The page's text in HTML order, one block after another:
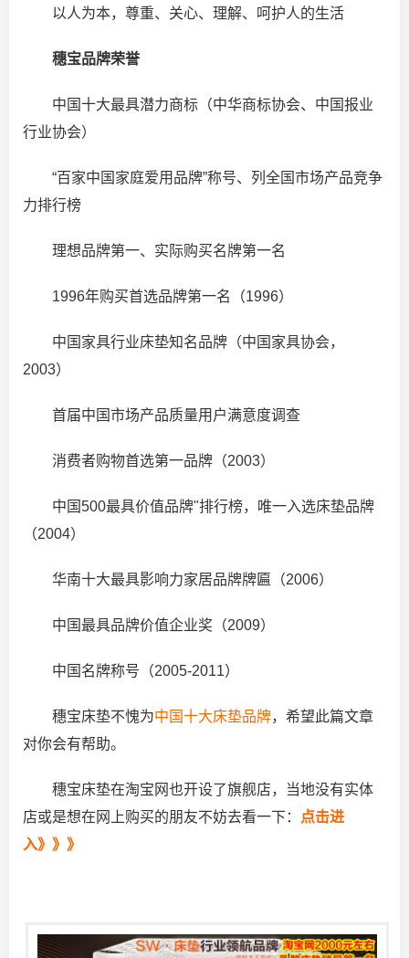
以人为本，尊重、关心、理解、呵护人的生活
穗宝品牌荣誉
中国十大最具潜力商标（中华商标协会、中国报业
行业协会）
“百家中国家庭爱用品牌”称号、列全国市场产品竞争
力排行榜
理想品牌第一、实际购买名牌第一名
1996年购买首选品牌第一名（1996）
中国家具行业床垫知名品牌（中国家具协会，
2003）
首届中国市场产品质量用户满意度调查
消费者购物首选第一品牌（2003）
中国500最具价值品牌"排行榜，唯一入选床垫品牌
（2004）
华南十大最具影响力家居品牌牌匾（2006）
中国最具品牌价值企业奖（2009）
中国名牌称号（2005-2011）
穗宝床垫不愧为中国十大床垫品牌，希望此篇文章
对你会有帮助。
穗宝床垫在淘宝网也开设了旗舰店，当地没有实体
店或是想在网上购买的朋友不妨去看一下：
点击进
入》》》